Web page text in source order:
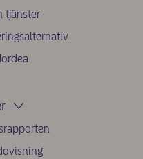
tjänster